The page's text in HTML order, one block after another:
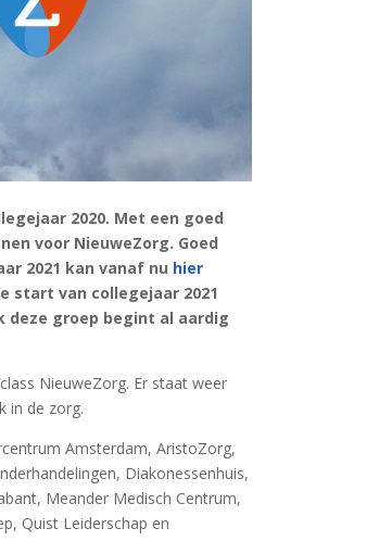
2020. Met een goed
voor NieuweZorg. Goed
2021 kan vanaf nu hier
start van collegejaar 2021
deze groep begint al aardig
NieuweZorg. Er staat weer
in de zorg.
Amsterdam, AristoZorg,
Diakonessenhuis,
Meander Medisch Centrum,
Quist Leiderschap en